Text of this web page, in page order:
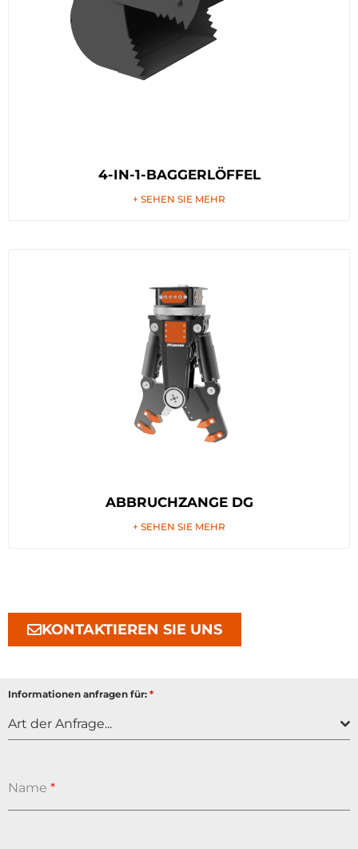
4-IN-1-BAGGERLÖFFEL
+ SEHEN SIE MEHR
ABBRUCHZANGE DG
+ SEHEN SIE MEHR
KONTAKTIEREN SIE UNS
Informationen anfragen für: *
Art der Anfrage...
Name *